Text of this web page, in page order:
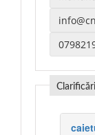
Clarificări